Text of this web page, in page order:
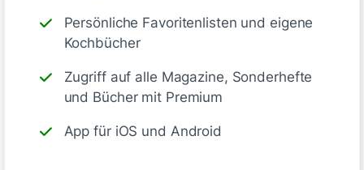
Persönliche Favoritenlisten und eigene
Kochbücher
Zugriff auf alle Magazine, Sonderhefte
und Bücher mit Premium
App für iOS und Android